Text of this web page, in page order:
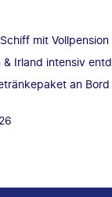
mit Vollpension
& Irland intensiv
an